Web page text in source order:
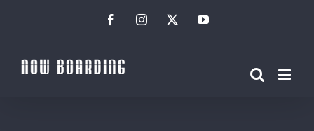
conteúdo
FacebookInstagramTwitterYouTube